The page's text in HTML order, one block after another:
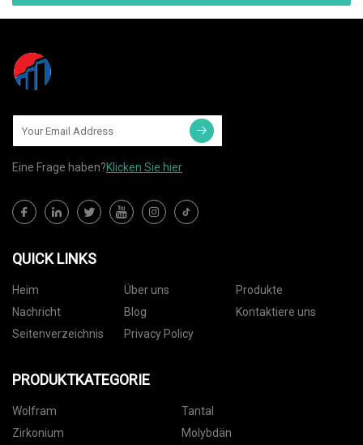
Eine Frage haben?Klicken Sie hier
QUICK LINKS
Heim Über uns
Produkte
Nachricht
Blog
Kontaktiere uns
Seitenverzeichnis
Privacy Policy
PRODUKTKATEGORIE
Wolfram
Tantal
Zirkonium
Molybdän